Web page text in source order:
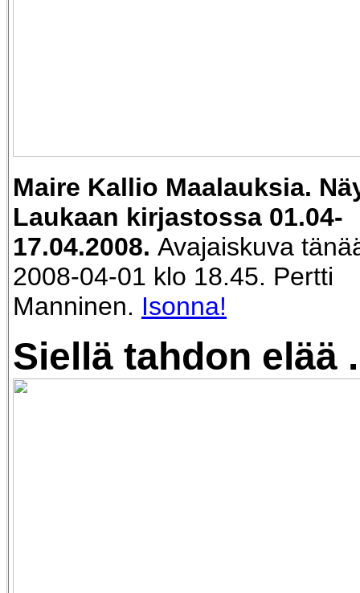
Maire Kallio Maalauksia.
Laukaan kirjastossa 01.04-
17.04.2008. Avajaiskuva
2008-04-01 klo 18.45. Pertti
Manninen. Isonna!
Siellä tahdon elää